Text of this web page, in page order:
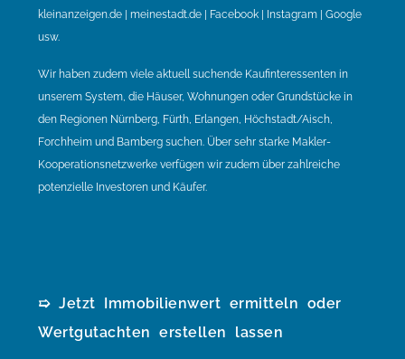
kleinanzeigen.de | meinestadt.de | Facebook | Instagram | Google
usw.
Wir haben zudem viele aktuell suchende Kaufinteressenten in
unserem System, die Häuser, Wohnungen oder Grundstücke in
den Regionen Nürnberg, Fürth, Erlangen, Höchstadt/Aisch,
Forchheim und Bamberg suchen. Über sehr starke Makler-
Kooperationsnetzwerke verfügen wir zudem über zahlreiche
potenzielle Investoren und Käufer.
➯ Jetzt Immobilienwert ermitteln oder
Wertgutachten erstellen lassen